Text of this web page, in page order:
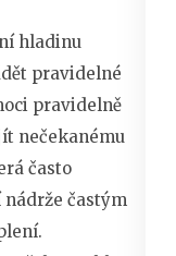
hladinu
pravidelné
pravidelně
nečekanému
často
častým